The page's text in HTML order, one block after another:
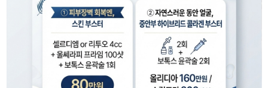
피부질환 화장품이야기